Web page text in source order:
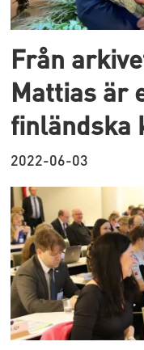
Från
Mattias är
finländska
2022-06-03